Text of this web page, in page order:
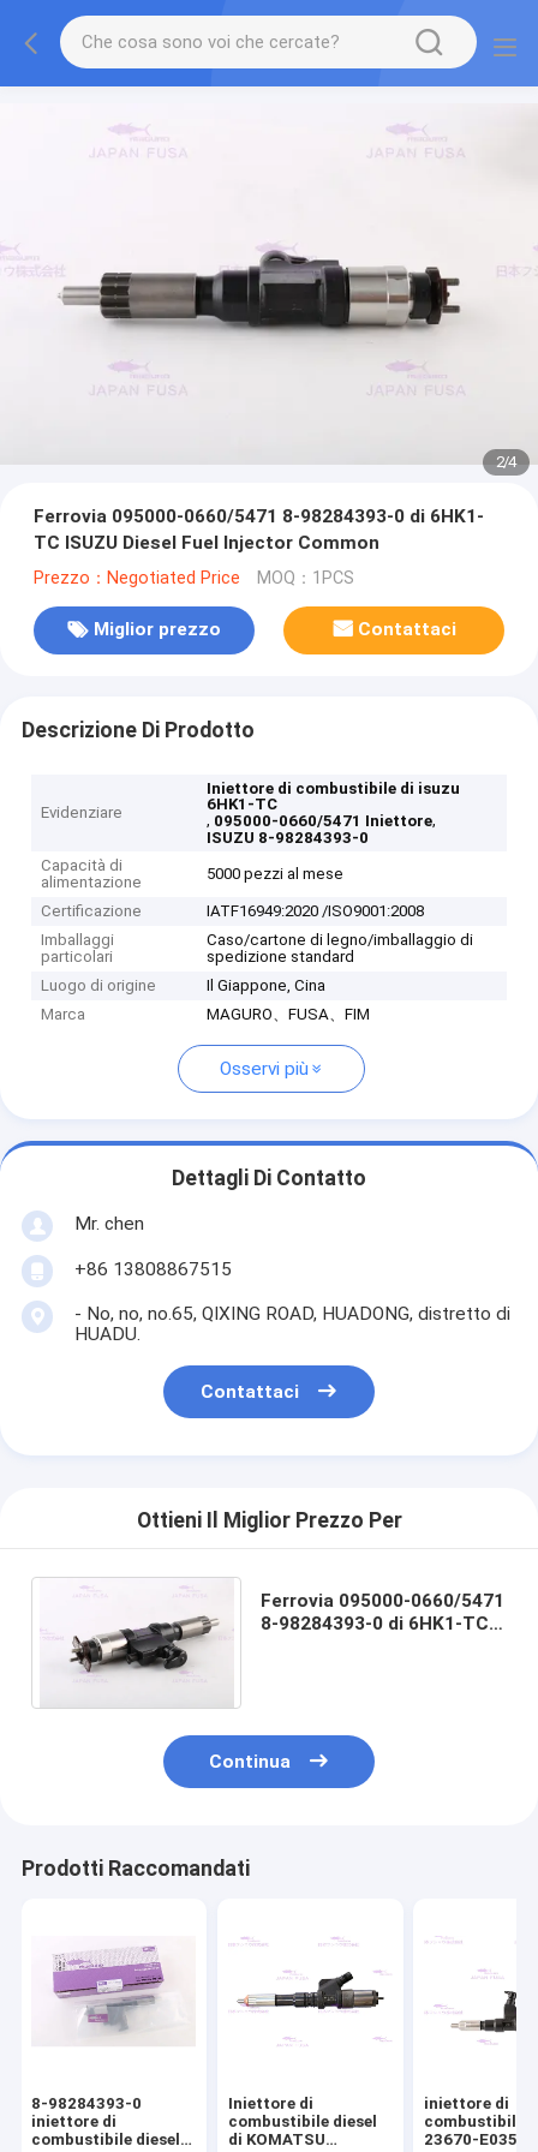
2/4
Ferrovia 095000-0660/5471 8-98284393-0 di 6HK1-
TC ISUZU Diesel Fuel Injector Common
Prezzo：Negotiated Price MOQ：1PCS
Miglior prezzo Contattaci
Descrizione Di Prodotto
Evidenziare
Iniettore di combustibile di isuzu
6HK1-TC
, 095000-0660/5471 Iniettore,
ISUZU 8-98284393-0
Capacità di
alimentazione
5000 pezzi al mese
Certificazione
IATF16949:2020 /ISO9001:2008
Imballaggi
particolari
Caso/cartone di legno/imballaggio di
spedizione standard
Luogo di origine
Il Giappone, Cina
Marca
MAGURO、FUSA、FIM
Osservi più
Dettagli Di Contatto
Mr. chen
+86 13808867515
- No, no, no.65, QIXING ROAD, HUADONG, distretto di
HUADU.
Contattaci
Ottieni Il Miglior Prezzo Per
Ferrovia 095000-0660/5471
8-98284393-0 di 6HK1-TC
Continua
Prodotti Raccomandati
8-98284393-0
iniettore di
combustibile diesel
Iniettore di
combustibile diesel
di KOMATSU
iniettore di
combustibile
23670-E0351